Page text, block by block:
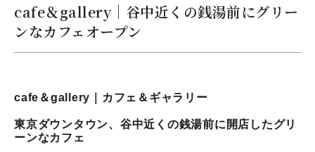
cafe＆gallery｜谷中近くの銭湯前にグリー
ンなカフェオープン
cafe＆gallery｜カフェ＆ギャラリー
東京ダウンタウン、谷中近くの銭湯前に開店したグリ
ーンなカフェ